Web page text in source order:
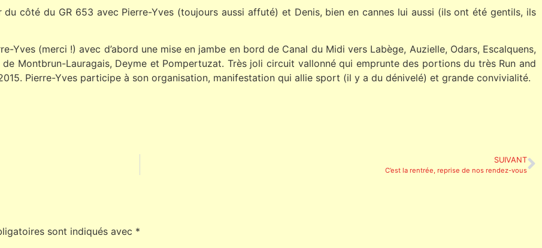
côté du GR 653 avec Pierre-Yves (toujours aussi affuté) et Denis, bien en cannes lui aussi (ils ont été gentils, ils
Yves (merci !) avec d’abord une mise en jambe en bord de Canal du Midi vers Labège, Auzielle, Odars, Escalquens,
Montbrun-Lauragais, Deyme et Pompertuzat. Très joli circuit vallonné qui emprunte des portions du très Run and
Pierre-Yves participe à son organisation, manifestation qui allie sport (il y a du dénivelé) et grande convivialité.
SUIVANT
C’est la rentrée, reprise de nos rendez-vous
sont indiqués avec *